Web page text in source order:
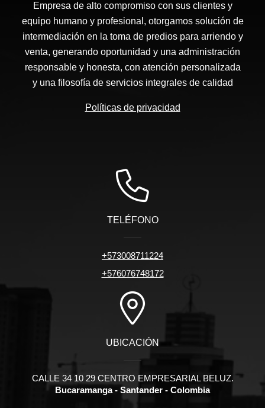
Empresa de alto compromiso con sus clientes y
equipo humano y profesional, otorgamos solución de
intermediación en la toma de predios para arriendo y
venta, generando oportunidad y una administración
responsable y honesta, con atención personalizada
y una filosofía de servicios integrales de calidad
Políticas de privacidad
TELÉFONO
+573008711224
+576076748172
UBICACIÓN
CALLE 34 10 29 CENTRO EMPRESARIAL BELUZ.
Bucaramanga - Santander - Colombia